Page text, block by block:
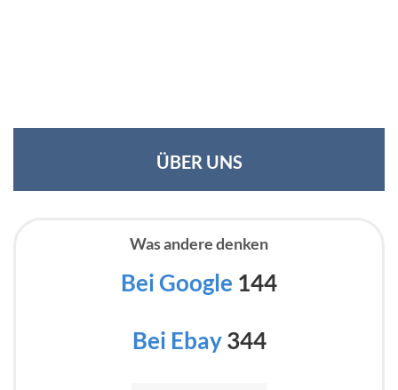
ÜBER UNS
Was andere denken
Bei Google 144
Bei Ebay344